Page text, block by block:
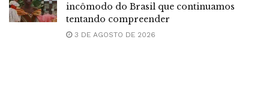
incômodo do Brasil que continuamos
tentando compreender
3 DE AGOSTO DE 2026